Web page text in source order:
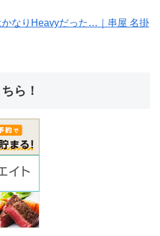
かなりHeavyだった…｜串屋 名掛
ら！